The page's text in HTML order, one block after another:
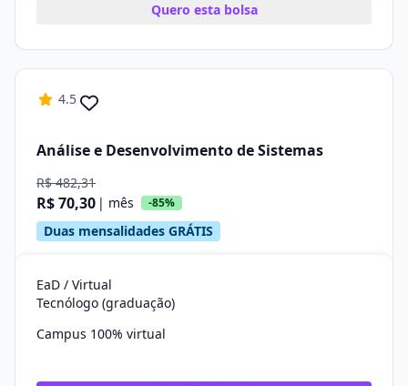
Quero esta bolsa
4.5
Análise e Desenvolvimento de Sistemas
R$ 482,31
R$ 70,30 | mês -85%
Duas mensalidades GRÁTIS
EaD / Virtual
Tecnólogo (graduação)
Campus 100% virtual